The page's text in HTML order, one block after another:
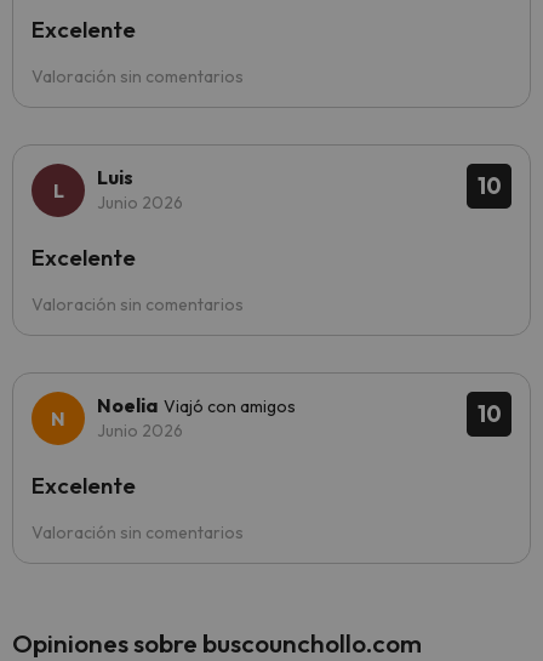
Valoración sin comentarios
Excelente
10
Luis
Junio 2026
Valoración sin comentarios
Excelente
10
Noelia Viajó con amigos
Junio 2026
Valoración sin comentarios
Excelente
Opiniones sobre buscounchollo.com